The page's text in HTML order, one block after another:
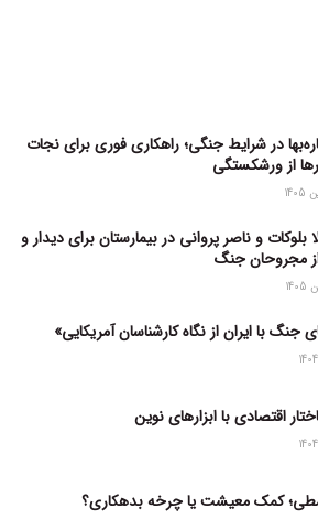
در شرایط جنگی؛ راهکاری فوری برای نجات
از ورشکستگی
بلوکات و ناصر پروانی در بیمارستان برای دیدار و
مجروحان جنگ
جنگ با ایران از نگاه کارشناسان آمریکایی»
اقتصادی با ابزارهای نوین
کمک معیشت یا چرخه بدهکاری؟